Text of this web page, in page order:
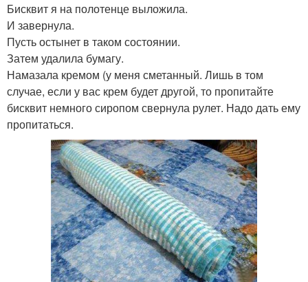
Бисквит я на полотенце выложила.
И завернула.
Пусть остынет в таком состоянии.
Затем удалила бумагу.
Намазала кремом (у меня сметанный. Лишь в том
случае, если у вас крем будет другой, то пропитайте
бисквит немного сиропом свернула рулет. Надо дать ему
пропитаться.